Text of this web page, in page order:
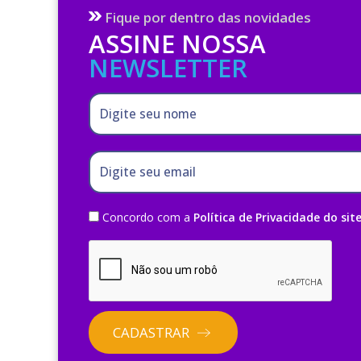
Fique por dentro das novidades
ASSINE NOSSA
NEWSLETTER
Digite seu nome
Digite seu email
Concordo com a Política de Privacidade do site
CADASTRAR